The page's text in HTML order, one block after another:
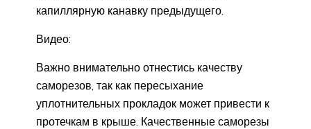
капиллярную канавку предыдущего.
Видео:
Важно внимательно отнестись качеству
саморезов, так как пересыхание
уплотнительных прокладок может привести к
протечкам в крыше. Качественные саморезы